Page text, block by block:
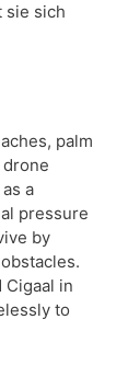
sie sich
palm
a
pressure
by
in
to